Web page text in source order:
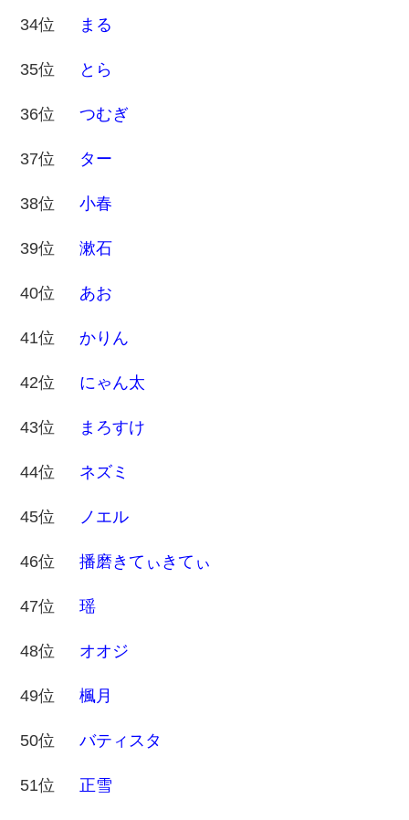
34位 まる
35位 とら
36位 つむぎ
37位 ター
38位 小春
39位 漱石
40位 あお
41位 かりん
42位 にゃん太
43位 まろすけ
44位 ネズミ
45位 ノエル
46位 播磨きてぃきてぃ
47位 瑶
48位 オオジ
49位 楓月
50位 バティスタ
51位 正雪